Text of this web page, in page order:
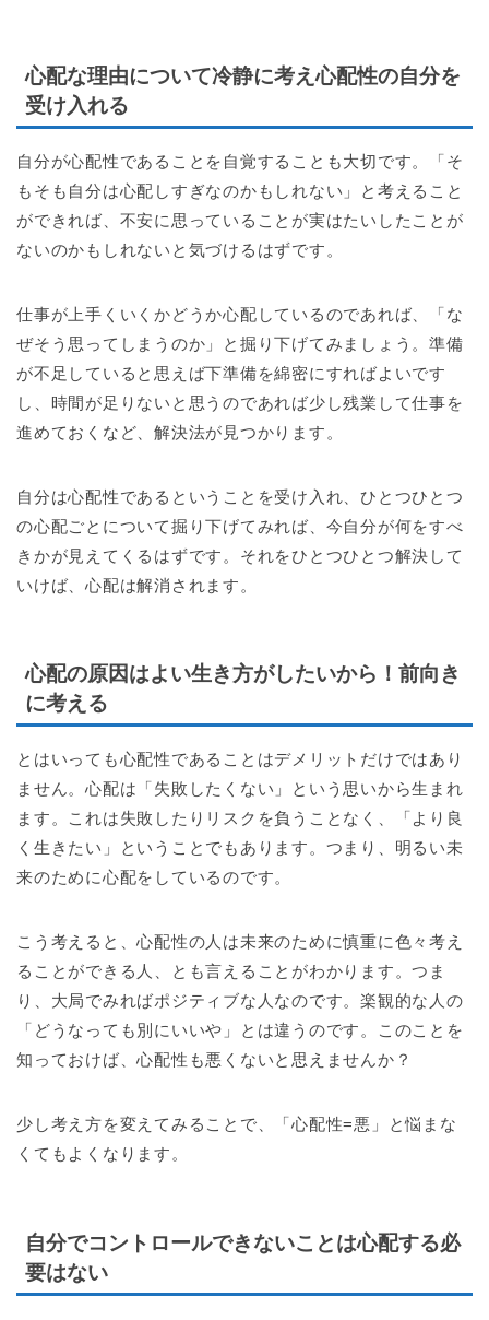
心配な理由について冷静に考え心配性の自分を
受け入れる
自分が心配性であることを自覚することも大切です。「そ
もそも自分は心配しすぎなのかもしれない」と考えること
ができれば、不安に思っていることが実はたいしたことが
ないのかもしれないと気づけるはずです。
仕事が上手くいくかどうか心配しているのであれば、「な
ぜそう思ってしまうのか」と掘り下げてみましょう。準備
が不足していると思えば下準備を綿密にすればよいです
し、時間が足りないと思うのであれば少し残業して仕事を
進めておくなど、解決法が見つかります。
自分は心配性であるということを受け入れ、ひとつひとつ
の心配ごとについて掘り下げてみれば、今自分が何をすべ
きかが見えてくるはずです。それをひとつひとつ解決して
いけば、心配は解消されます。
心配の原因はよい生き方がしたいから！前向き
に考える
とはいっても心配性であることはデメリットだけではあり
ません。心配は「失敗したくない」という思いから生まれ
ます。これは失敗したりリスクを負うことなく、「より良
く生きたい」ということでもあります。つまり、明るい未
来のために心配をしているのです。
こう考えると、心配性の人は未来のために慎重に色々考え
ることができる人、とも言えることがわかります。つま
り、大局でみればポジティブな人なのです。楽観的な人の
「どうなっても別にいいや」とは違うのです。このことを
知っておけば、心配性も悪くないと思えませんか？
少し考え方を変えてみることで、「心配性=悪」と悩まな
くてもよくなります。
自分でコントロールできないことは心配する必
要はない